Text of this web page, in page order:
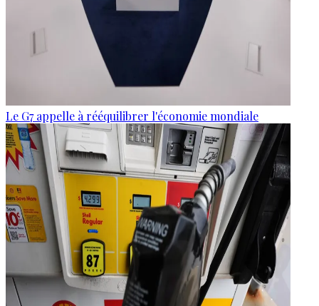
Le G7 appelle à rééquilibrer l'économie mondiale